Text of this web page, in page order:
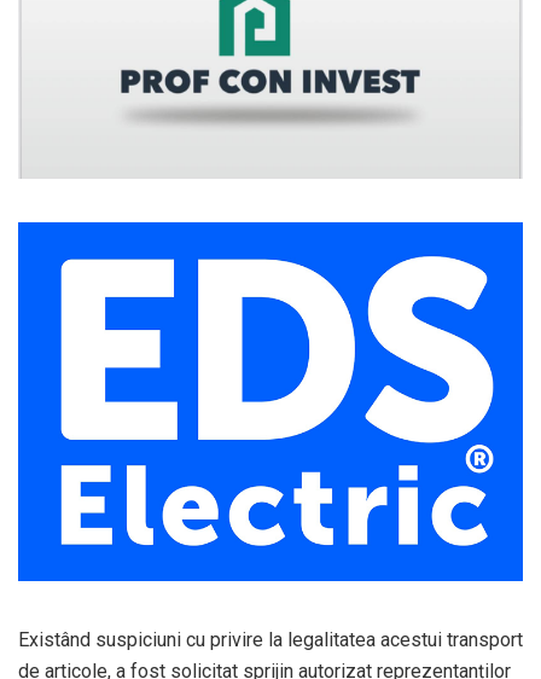
Existând suspiciuni cu privire la legalitatea acestui transport
de articole, a fost solicitat sprijin autorizat reprezentanților